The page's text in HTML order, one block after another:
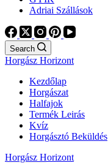
Adriai Szállások
Search
Horgász Horizont
Kezdőlap
Horgászat
Halfajok
Termék Leirás
Kvíz
Horgásztó Beküldés
Horgász Horizont